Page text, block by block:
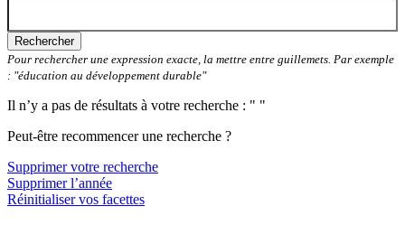
Rechercher
Pour rechercher une expression exacte, la mettre entre guillemets. Par exemple
: "éducation au développement durable"
Il n’y a pas de résultats à votre recherche : " "
Peut-être recommencer une recherche ?
Supprimer votre recherche
Supprimer l’année
Réinitialiser vos facettes